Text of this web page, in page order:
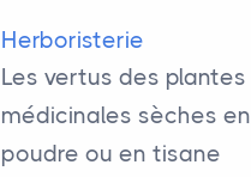
Herboristerie
Les vertus des plantes
médicinales sèches en
poudre ou en tisane